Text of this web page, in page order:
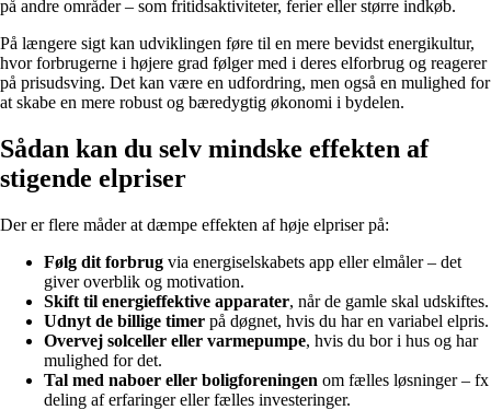
på andre områder – som fritidsaktiviteter, ferier eller større indkøb.
På længere sigt kan udviklingen føre til en mere bevidst energikultur,
hvor forbrugerne i højere grad følger med i deres elforbrug og reagerer
på prisudsving. Det kan være en udfordring, men også en mulighed for
at skabe en mere robust og bæredygtig økonomi i bydelen.
Sådan kan du selv mindske effekten af
stigende elpriser
Der er flere måder at dæmpe effekten af høje elpriser på:
Følg dit forbrug via energiselskabets app eller elmåler – det
giver overblik og motivation.
Skift til energieffektive apparater, når de gamle skal udskiftes.
Udnyt de billige timer på døgnet, hvis du har en variabel elpris.
Overvej solceller eller varmepumpe, hvis du bor i hus og har
mulighed for det.
Tal med naboer eller boligforeningen om fælles løsninger – fx
deling af erfaringer eller fælles investeringer.